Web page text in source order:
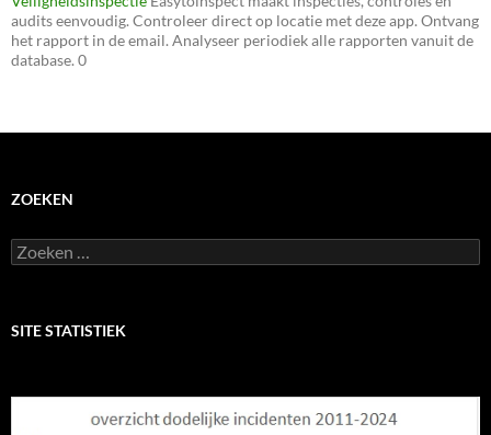
audits eenvoudig. Controleer direct op locatie met deze app. Ontvang
het rapport in de email. Analyseer periodiek alle rapporten vanuit de
database. 0
ZOEKEN
Zoeken
naar:
SITE STATISTIEK